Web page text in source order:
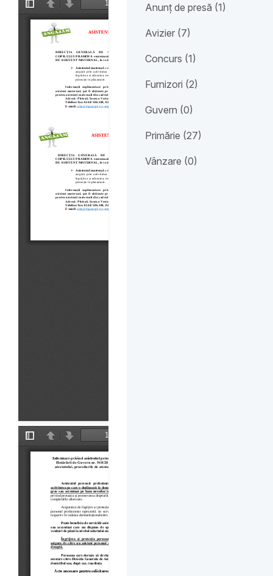
Anunț de presă (1)
Avizier (7)
Concurs (1)
Furnizori (2)
Guvern (0)
Primărie (27)
Vânzare (0)